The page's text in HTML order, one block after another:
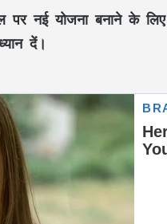
पर नई योजना बनाने के
दें।